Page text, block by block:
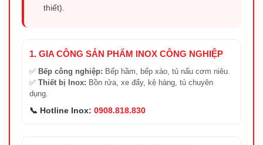
thiết).
1. GIA CÔNG SẢN PHẨM INOX CÔNG NGHIỆP
✅ Bếp công nghiệp: Bếp hầm, bếp xào, tủ nấu cơm niêu.
✅ Thiết bị Inox: Bồn rửa, xe đẩy, kệ hàng, tủ chuyên
dụng.
📞 Hotline Inox: 0908.818.830